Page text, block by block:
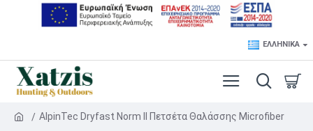
ΕΛΛΗΝΙΚΆ
AlpinTec Dryfast Norm II Πετσέτα Θαλάσσης Microfiber